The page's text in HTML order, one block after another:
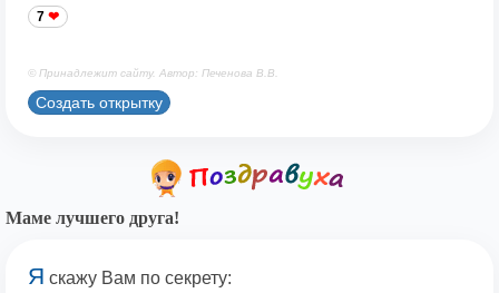
7
© Принадлежит сайту. Автор: Печенова В.В.
Создать открытку
Маме лучшего друга!
Я скажу Вам по секрету: